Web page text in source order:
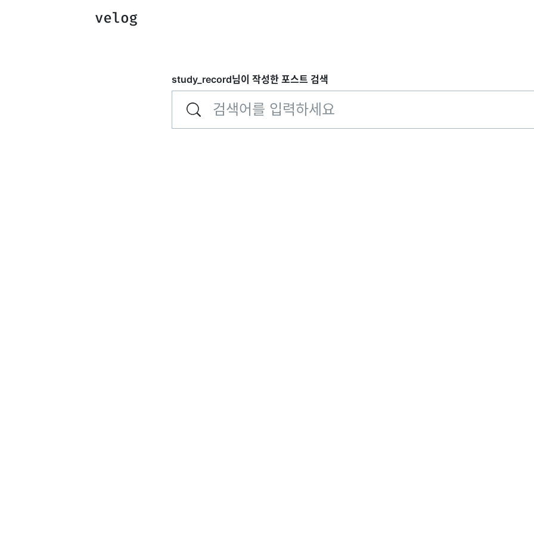
study_record님이 작성한 포스트 검색